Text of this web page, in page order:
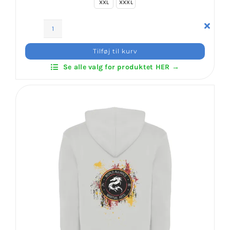
Klubaftalesider – Find din klub
Brodering / Tryk
Kontakt Invictus Fightwear
Om Invictus Fightwear
XXL XXXL
Kokoro
Ryu
antal
Tilføj til kurv
Se alle valg for produktet HER →